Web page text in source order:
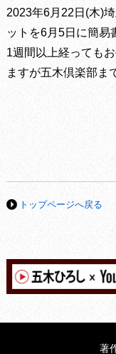
2023年6月22日(木)
ットを6月5日に簡易
1週間以上経っても
ますが五木倶楽部ま
トップページへ戻る
著